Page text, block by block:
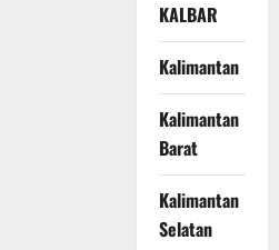
KALBAR
Kalimantan
Kalimantan
Barat
Kalimantan
Selatan